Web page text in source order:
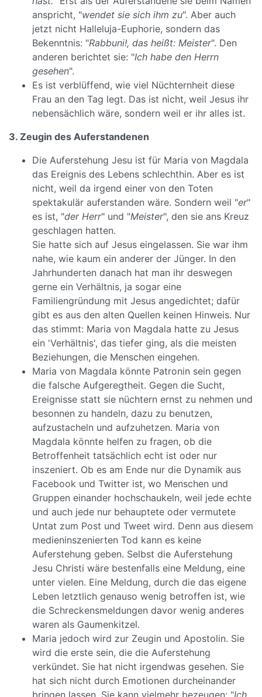
anspricht, "wendet sie sich ihm zu". Aber auch
jetzt nicht Halleluja-Euphorie, sondern das
Bekenntnis: "Rabbuni!, das heißt: Meister". Den
anderen berichtet sie: "Ich habe den Herrn
gesehen".
Es ist verblüffend, wie viel Nüchternheit diese
Frau an den Tag legt. Das ist nicht, weil Jesus ihr
nebensächlich wäre, sondern weil er ihr alles ist.
3. Zeugin des Auferstandenen
Die Auferstehung Jesu ist für Maria von Magdala
das Ereignis des Lebens schlechthin. Aber es ist
nicht, weil da irgend einer von den Toten
spektakulär auferstanden wäre. Sondern weil "er"
es ist, "der Herr" und "Meister", den sie ans Kreuz
geschlagen hatten.
Sie hatte sich auf Jesus eingelassen. Sie war ihm
nahe, wie kaum ein anderer der Jünger. In den
Jahrhunderten danach hat man ihr deswegen
gerne ein Verhältnis, ja sogar eine
Familiengründung mit Jesus angedichtet; dafür
gibt es aus den alten Quellen keinen Hinweis. Nur
das stimmt: Maria von Magdala hatte zu Jesus
ein 'Verhältnis', das tiefer ging, als die meisten
Beziehungen, die Menschen eingehen.
Maria von Magdala könnte Patronin sein gegen
die falsche Aufgeregtheit. Gegen die Sucht,
Ereignisse statt sie nüchtern ernst zu nehmen und
besonnen zu handeln, dazu zu benutzen,
aufzustacheln und aufzuhetzen. Maria von
Magdala könnte helfen zu fragen, ob die
Betroffenheit tatsächlich echt ist oder nur
inszeniert. Ob es am Ende nur die Dynamik aus
Facebook und Twitter ist, wo Menschen und
Gruppen einander hochschaukeln, weil jede echte
und auch jede nur behauptete oder vermutete
Untat zum Post und Tweet wird. Denn aus diesem
medieninszenierten Tod kann es keine
Auferstehung geben. Selbst die Auferstehung
Jesu Christi wäre bestenfalls eine Meldung, eine
unter vielen. Eine Meldung, durch die das eigene
Leben letztlich genauso wenig betroffen ist, wie
die Schreckensmeldungen davor wenig anderes
waren als Gaumenkitzel.
Maria jedoch wird zur Zeugin und Apostolin. Sie
wird die erste sein, die die Auferstehung
verkündet. Sie hat nicht irgendwas gesehen. Sie
hat sich nicht durch Emotionen durcheinander
bringen lassen. Sie kann vielmehr bezeugen: "Ich